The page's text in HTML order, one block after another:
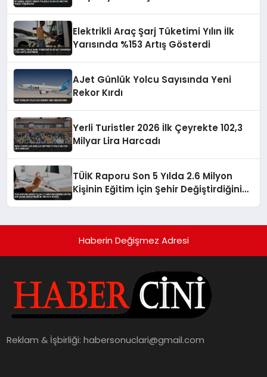
Elektrikli Araç Şarj Tüketimi Yılın İlk
Yarısında %153 Artış Gösterdi
AJet Günlük Yolcu Sayısında Yeni
Rekor Kırdı
Yerli Turistler 2026 İlk Çeyrekte 102,3
Milyar Lira Harcadı
TÜİK Raporu Son 5 Yılda 2.6 Milyon
Kişinin Eğitim İçin Şehir Değiştirdiğini
Haberin Değişmez Adresi
Reklam & İşbirliği:habersonuclari@gmail.com